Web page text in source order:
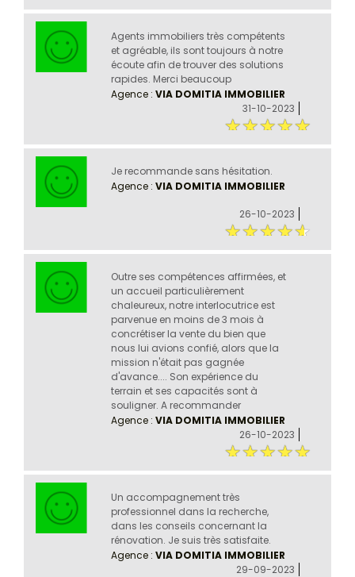
Agents immobiliers très compétents
et agréable, ils sont toujours à notre
écoute afin de trouver des solutions
rapides. Merci beaucoup
Agence : VIA DOMITIA IMMOBILIER
31-10-2023
Je recommande sans hésitation.
Agence : VIA DOMITIA IMMOBILIER
26-10-2023
Outre ses compétences affirmées, et
un accueil particulièrement
chaleureux, notre interlocutrice est
parvenue en moins de 3 mois à
concrétiser la vente du bien que
nous lui avions confié, alors que la
mission n'était pas gagnée
d'avance.... Son expérience du
terrain et ses capacités sont à
souligner. A recommander
Agence : VIA DOMITIA IMMOBILIER
26-10-2023
Un accompagnement très
professionnel dans la recherche,
dans les conseils concernant la
rénovation. Je suis très satisfaite.
Agence : VIA DOMITIA IMMOBILIER
29-09-2023